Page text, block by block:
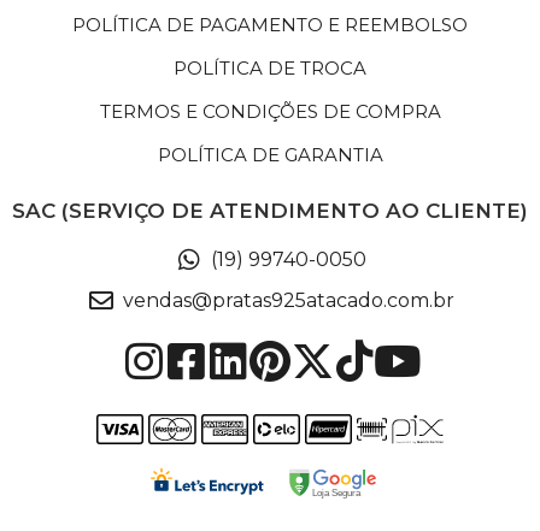
POLÍTICA DE PAGAMENTO E REEMBOLSO
POLÍTICA DE TROCA
TERMOS E CONDIÇÕES DE COMPRA
POLÍTICA DE GARANTIA
SAC (SERVIÇO DE ATENDIMENTO AO CLIENTE)
(19) 99740-0050
vendas@pratas925atacado.com.br